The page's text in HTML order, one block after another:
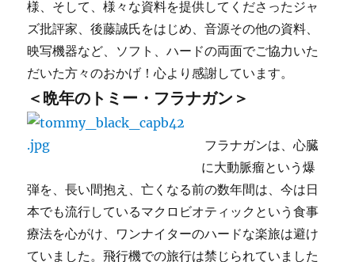
様、そして、様々な資料を提供してくださったジャ
ズ批評家、後藤誠氏をはじめ、音源その他の資料、
映写機器など、ソフト、ハードの両面でご協力いた
だいた方々のおかげ！心より感謝しています。
＜晩年のトミー・フラナガン＞
フラナガンは、心臓
に大動脈瘤という爆
弾を、長い間抱え、亡くなる前の数年間は、今は日
本でも流行しているマクロビオティックという食事
療法を心がけ、ワンナイターのハードな楽旅は避け
ていました。飛行機での旅行は禁じられていました